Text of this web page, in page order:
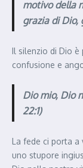
motivo della
grazia di Dio,
Il silenzio di Dio
confusione e
Dio mio, Dio
22:1)
La fede ci porta
uno stupore